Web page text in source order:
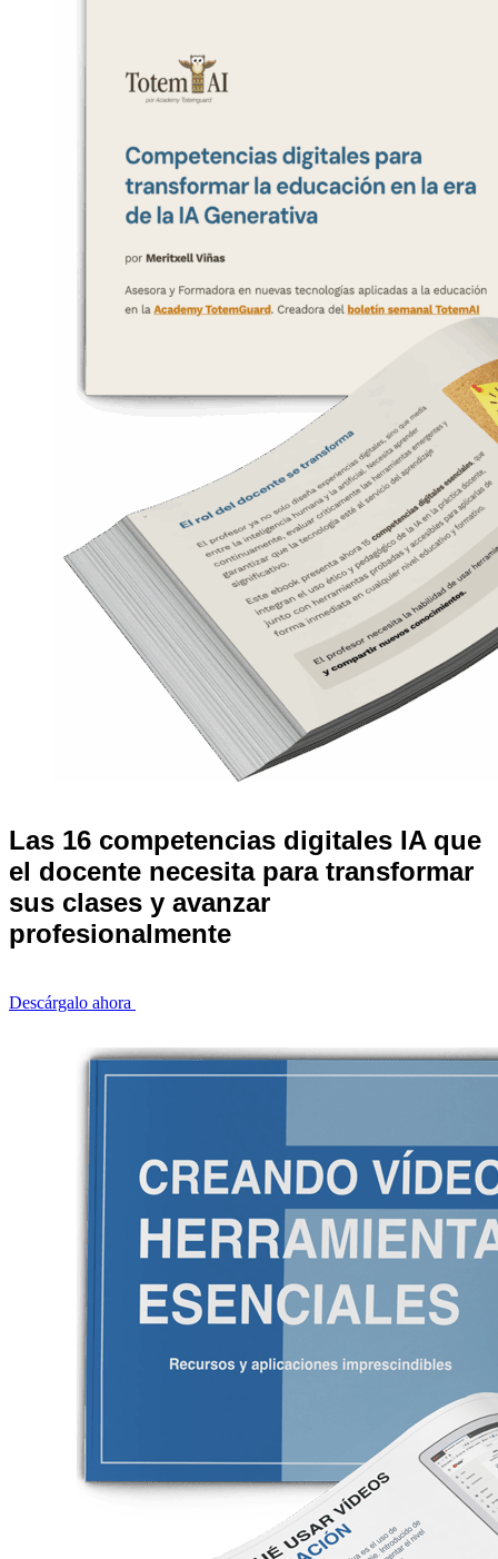
Las 16 competencias digitales IA que
el docente necesita para transformar
sus clases y avanzar
profesionalmente
Descárgalo ahora